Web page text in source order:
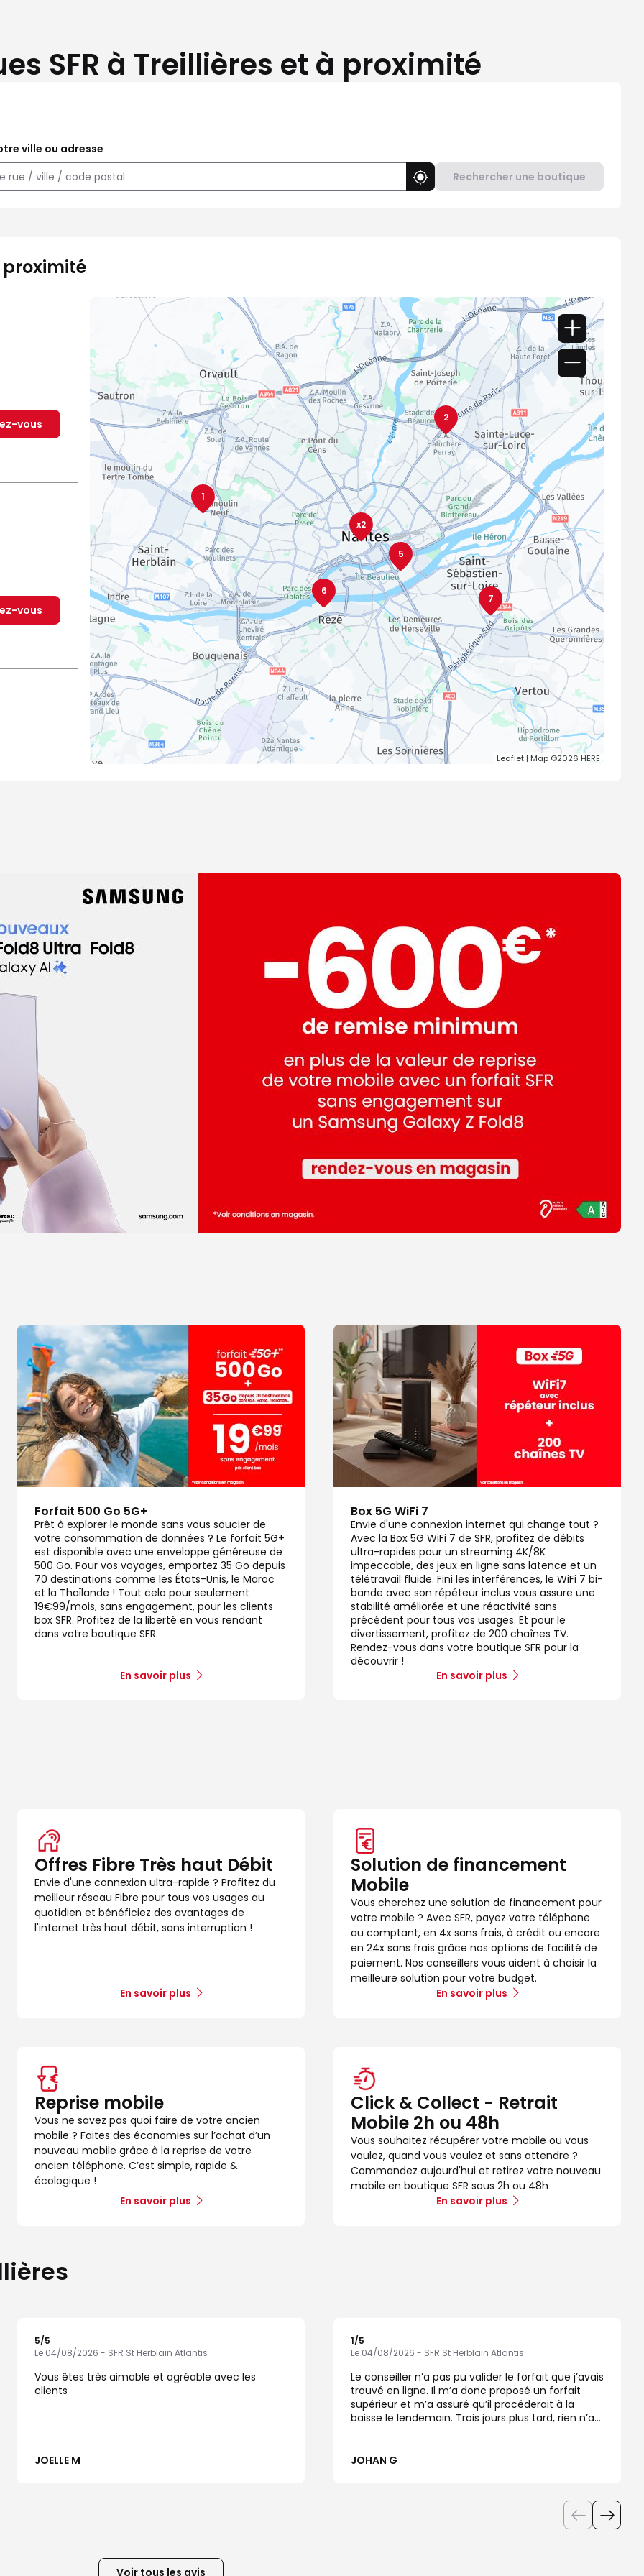
SFR à Treillières et à proximité
ville ou adresse
Utiliser ma position
Rechercher une boutique
proximité
vous
vous
vous
vous
vous
vous
1
7
2
6
5
x2
Leaflet| Map ©2026 HERE
Forfait 500 Go 5G+
Prêt à explorer le monde sans vous soucier de
votre consommation de données ? Le forfait 5G+
est disponible avec une enveloppe généreuse de
500 Go. Pour vos voyages, emportez 35 Go depuis
70 destinations comme les États-Unis, le Maroc
et la Thaïlande ! Tout cela pour seulement
19€99/mois, sans engagement, pour les clients
box SFR. Profitez de la liberté en vous rendant
dans votre boutique SFR.
En savoir plus
Box 5G WiFi 7
Envie d'une connexion internet qui change tout ?
Avec la Box 5G WiFi 7 de SFR, profitez de débits
ultra-rapides pour un streaming 4K/8K
impeccable, des jeux en ligne sans latence et un
télétravail fluide. Fini les interférences, le WiFi 7 bi-
bande avec son répéteur inclus vous assure une
stabilité améliorée et une réactivité sans
précédent pour tous vos usages. Et pour le
divertissement, profitez de 200 chaînes TV.
Rendez-vous dans votre boutique SFR pour la
découvrir !
En savoir plus
Offres Fibre Très haut Débit
Envie d'une connexion ultra-rapide ? Profitez du
meilleur réseau Fibre pour tous vos usages au
quotidien et bénéficiez des avantages de
l'internet très haut débit, sans interruption !
En savoir plus
Solution de financement
Mobile
Vous cherchez une solution de financement pour
votre mobile ? Avec SFR, payez votre téléphone
au comptant, en 4x sans frais, à crédit ou encore
en 24x sans frais grâce nos options de facilité de
paiement. Nos conseillers vous aident à choisir la
meilleure solution pour votre budget.
En savoir plus
Reprise mobile
Vous ne savez pas quoi faire de votre ancien
mobile ? Faites des économies sur l’achat d’un
nouveau mobile grâce à la reprise de votre
ancien téléphone. C’est simple, rapide &
écologique !
En savoir plus
Click & Collect - Retrait
Mobile 2h ou 48h
Vous souhaitez récupérer votre mobile ou vous
voulez, quand vous voulez et sans attendre ?
Commandez aujourd'hui et retirez votre nouveau
mobile en boutique SFR sous 2h ou 48h
En savoir plus
5/5
Le 04/08/2026 - SFR St Herblain Atlantis
Vous êtes très aimable et agréable avec les
clients
JOELLE M
1/5
Le 04/08/2026 - SFR St Herblain Atlantis
Le conseiller n’a pas pu valider le forfait que j’avais
trouvé en ligne. Il m’a donc proposé un forfait
supérieur et m’a assuré qu’il procéderait à la
baisse le lendemain. Trois jours plus tard, rien n’a
JOHAN G
Voir tous les avis